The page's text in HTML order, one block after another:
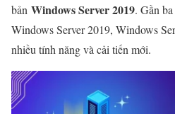
bản Windows Server 2019. Gần
Windows Server 2019, Windows
nhiều tính năng và cải tiến mới.